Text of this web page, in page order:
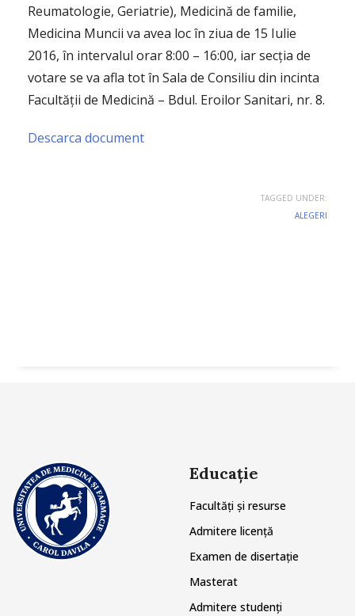
Reumatologie, Geriatrie), Medicină de familie,
Medicina Muncii va avea loc în ziua de 15 Iulie
2016, în intervalul orar 8:00 – 16:00, iar secția de
votare se va afla tot în Sala de Consiliu din incinta
Facultății de Medicină – Bdul. Eroilor Sanitari, nr. 8.
Descarca document
TAGGED UNDER:
ALEGERI
Educație
Facultăți și resurse
Admitere licență
Examen de disertație
Masterat
Admitere studenți